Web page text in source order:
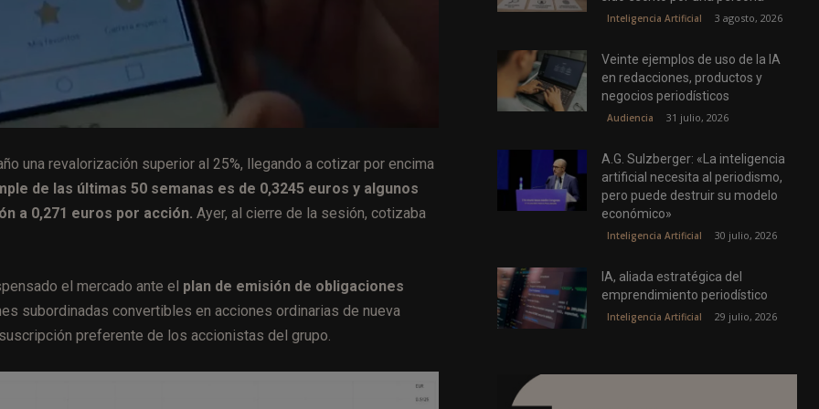
una revalorización superior al 25%, llegando a cotizar por encima
de las últimas 50 semanas es de 0,3245 euros y algunos
a 0,271 euros por acción. Ayer, al cierre de la sesión, cotizaba
el mercado ante el plan de emisión de obligaciones
subordinadas convertibles en acciones ordinarias de nueva
preferente de los accionistas del grupo.
Inteligencia Artificial 3 agosto, 2026
Veinte ejemplos de uso de la IA
en redacciones, productos y
negocios periodísticos
Audiencia 31 julio, 2026
A.G. Sulzberger: «La inteligencia
artificial necesita al periodismo,
pero puede destruir su modelo
económico»
Inteligencia Artificial 30 julio, 2026
IA, aliada estratégica del
emprendimiento periodístico
Inteligencia Artificial 29 julio, 2026